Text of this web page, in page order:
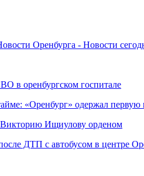
Оренбурга - Новости
в оренбургском госпитале
«Оренбург» одержал первую
Викторию Ищиулову орденом
ДТП с автобусом в центре